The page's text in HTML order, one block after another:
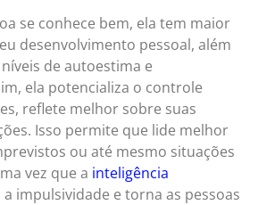
se conhece bem, ela tem maior
desenvolvimento pessoal, além
de autoestima e
ela potencializa o controle
reflete melhor sobre suas
Isso permite que lide melhor
ou até mesmo situações
vez que a inteligência
impulsividade e torna as pessoas